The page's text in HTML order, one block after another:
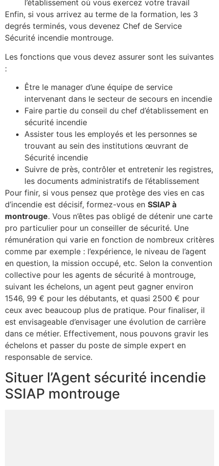
l’établissement où vous exercez votre travail
Enfin, si vous arrivez au terme de la formation, les 3
degrés terminés, vous devenez Chef de Service
Sécurité incendie montrouge.
Les fonctions que vous devez assurer sont les suivantes
:
Être le manager d’une équipe de service
intervenant dans le secteur de secours en incendie
Faire partie du conseil du chef d’établissement en
sécurité incendie
Assister tous les employés et les personnes se
trouvant au sein des institutions œuvrant de
Sécurité incendie
Suivre de près, contrôler et entretenir les registres,
les documents administratifs de l’établissement
Pour finir, si vous pensez que protège des vies en cas
d’incendie est décisif, formez-vous en SSIAP à
montrouge. Vous n’êtes pas obligé de détenir une carte
pro particulier pour un conseiller de sécurité. Une
rémunération qui varie en fonction de nombreux critères
comme par exemple : l’expérience, le niveau de l’agent
en question, la mission occupé, etc. Selon la convention
collective pour les agents de sécurité à montrouge,
suivant les échelons, un agent peut gagner environ
1546, 99 € pour les débutants, et quasi 2500 € pour
ceux avec beaucoup plus de pratique. Pour finaliser, il
est envisageable d’envisager une évolution de carrière
dans ce métier. Effectivement, nous pouvons gravir les
échelons et passer du poste de simple expert en
responsable de service.
Situer l’Agent sécurité incendie
SSIAP montrouge